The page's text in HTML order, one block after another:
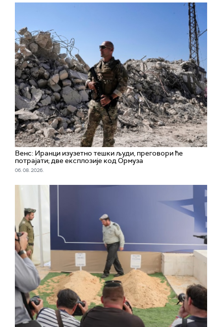
Венс: Иранци изузетно тешки људи, преговори ће
потрајати; две експлозије код Ормуза
06. 08. 2026.